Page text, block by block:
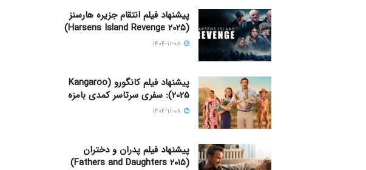
پیشنهاد فیلم انتقام جزیره هارسنز
(Harsens Island Revenge 2025)
پیشنهاد فیلم کانگورو (Kangaroo
2025): سفری سرتاسر کمدی بامزه
پیشنهاد فیلم پدران و دختران
(Fathers and Daughters 2015)